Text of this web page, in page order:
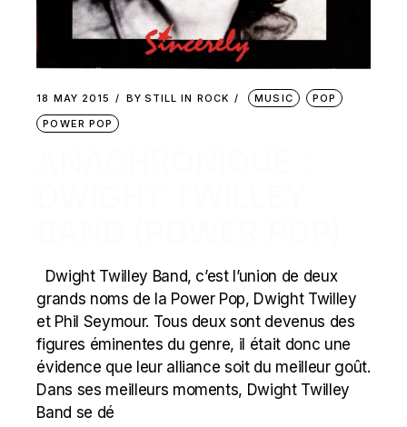
18 MAY 2015 BY STILL IN ROCK MUSIC
POP
POWER POP
Dwight Twilley Band, c’est l’union de deux
grands noms de la Power Pop, Dwight Twilley
et Phil Seymour. Tous deux sont devenus des
figures éminentes du genre, il était donc une
évidence que leur alliance soit du meilleur goût.
Dans ses meilleurs moments, Dwight Twilley
Band se dé